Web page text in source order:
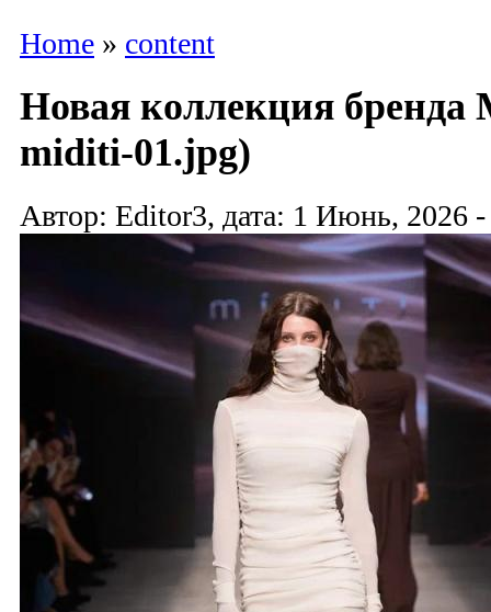
Home » content
Новая коллекция бренда
miditi-01.jpg)
Автор: Editor3, дата: 1 Июнь, 2026